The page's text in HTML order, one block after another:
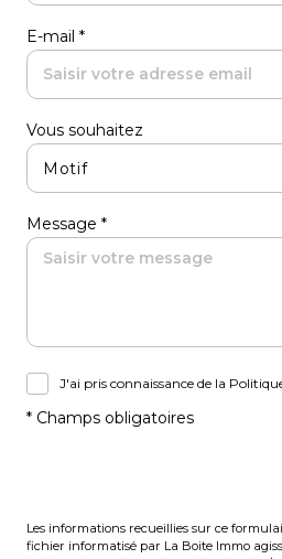
E-mail *
Vous souhaitez
Motif
Message *
J'ai pris connaissance de la
* Champs obligatoires
Les informations recueillies sur ce
fichier informatisé par La Boite Immo